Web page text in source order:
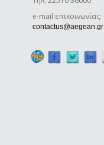
e-mail επικοινωνίας:
contactus@aegean.gr